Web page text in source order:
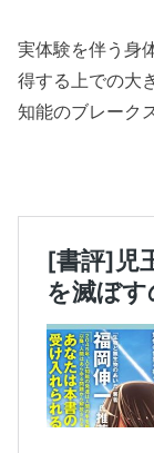
実体験を伴う身
得する上での大
知能のブレーク